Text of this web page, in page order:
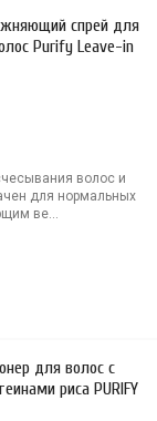
спрей для
Purify Leave-in
волос и
для нормальных
ве...
для волос с
риса PURIFY